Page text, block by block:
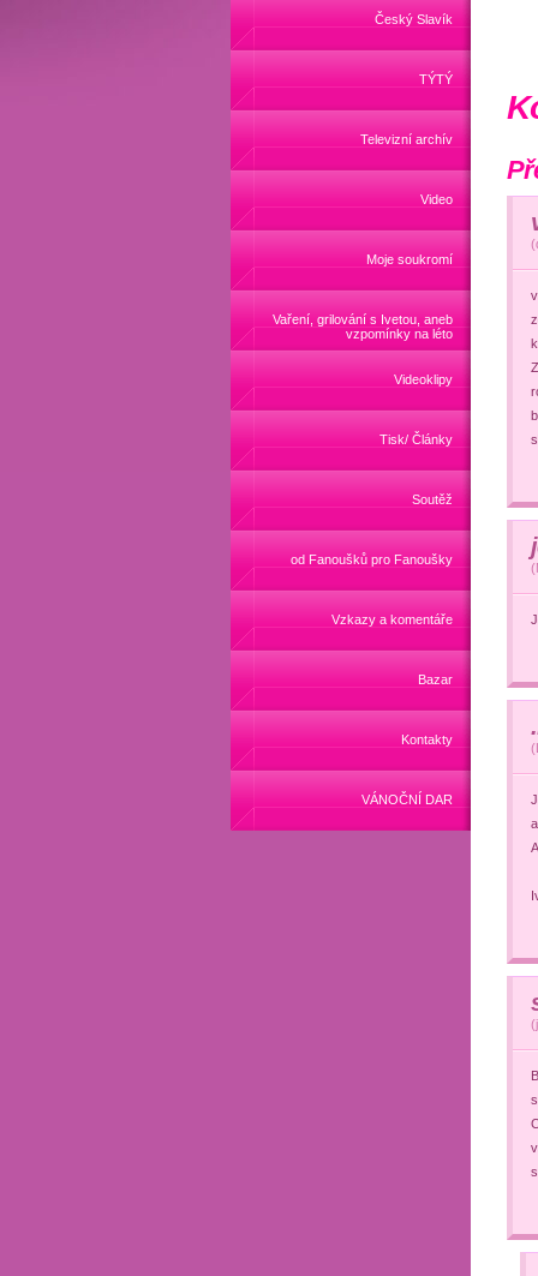
Český Slavík
TÝTÝ
Televizní archív
Video
Moje soukromí
Vaření, grilování s Ivetou, aneb
vzpomínky na léto
Videoklipy
Tisk/ Články
Soutěž
od Fanoušků pro Fanoušky
Vzkazy a komentáře
Bazar
Kontakty
VÁNOČNÍ DAR
(
(
(
(